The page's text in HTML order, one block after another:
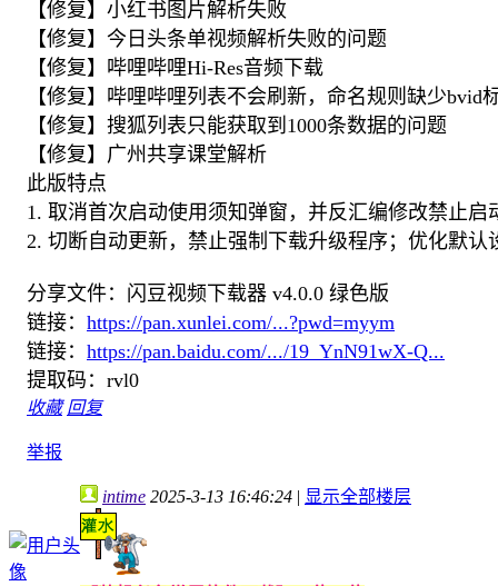
【修复】小红书图片解析失败
【修复】今日头条单视频解析失败的问题
【修复】哔哩哔哩Hi-Res音频下载
【修复】哔哩哔哩列表不会刷新，命名规则缺少bvid
【修复】搜狐列表只能获取到1000条数据的问题
【修复】广州共享课堂解析
此版特点
1. 取消首次启动使用须知弹窗，并反汇编修改禁止
2. 切断自动更新，禁止强制下载升级程序；优化默
分享文件：闪豆视频下载器 v4.0.0 绿色版
链接： https://pan.xunlei.com/...?pwd=myym
链接： https://pan.baidu.com/.../19_YnN91wX-Q...
提取码：rvl0
收藏 回复
举报
intime 2025-3-13 16:46:24 | 显示全部楼层